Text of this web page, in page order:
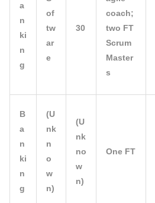
a
n
ki
n
g
of
tw
ar
e
30
coach;
two FT
Scrum
Master
s
B
a
n
ki
n
g
(U
nk
n
o
w
n)
(U
nk
no
w
n)
One FT